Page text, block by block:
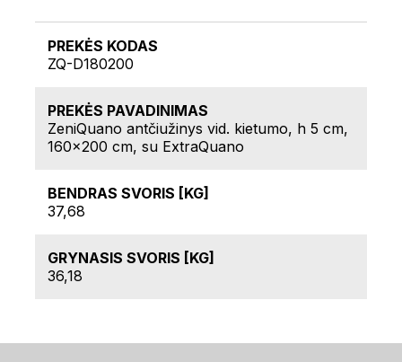
PREKĖS KODAS
ZQ-D180200
PREKĖS PAVADINIMAS
ZeniQuano antčiužinys vid. kietumo, h 5 cm,
160x200 cm, su ExtraQuano
BENDRAS SVORIS [KG]
37,68
GRYNASIS SVORIS [KG]
36,18